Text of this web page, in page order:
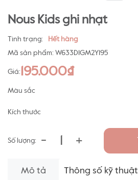
Nous Kids ghi nhạt
Tình trạng:
Hết hàng
Mã sản phẩm: W633D1GM2Y195
Giá: 195.000₫
Màu sắc
Kích thước
Số lượng: - +
Mô tả Thông số kỹ thuật